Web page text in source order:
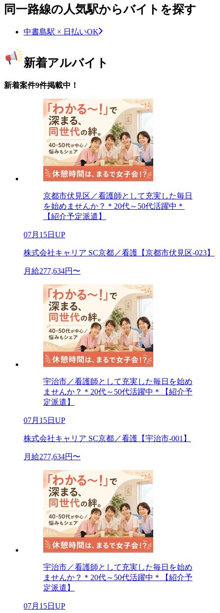
同一路線の人気駅からバイトを探す
中書島駅 × 日払いOK
新着アルバイト
新着案件9件掲載中！
京都市伏見区／看護師として充実した毎日
を始めませんか？＊20代～50代活躍中＊
【紹介予定派遣】
07月15日UP
株式会社キャリア SC京都／看護【京都市伏見区-023】
月給277,634円〜
宇治市／看護師として充実した毎日を始め
ませんか？＊20代～50代活躍中＊【紹介予
定派遣】
07月15日UP
株式会社キャリア SC京都／看護【宇治市-001】
月給277,634円〜
宇治市／看護師として充実した毎日を始め
ませんか？＊20代～50代活躍中＊【紹介予
定派遣】
07月15日UP